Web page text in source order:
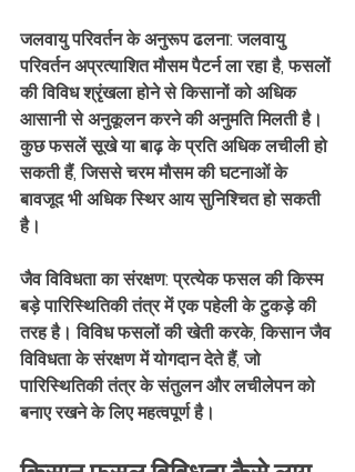
जलवायु परिवर्तन के अनुरूप ढलना: जलवायु
परिवर्तन अप्रत्याशित मौसम पैटर्न ला रहा है, फसलों
की विविध श्रृंखला होने से किसानों को अधिक
आसानी से अनुकूलन करने की अनुमति मिलती है।
कुछ फसलें सूखे या बाढ़ के प्रति अधिक लचीली हो
सकती हैं, जिससे चरम मौसम की घटनाओं के
बावजूद भी अधिक स्थिर आय सुनिश्चित हो सकती
है।
जैव विविधता का संरक्षण: प्रत्येक फसल की किस्म
बड़े पारिस्थितिकी तंत्र में एक पहेली के टुकड़े की
तरह है। विविध फसलों की खेती करके, किसान जैव
विविधता के संरक्षण में योगदान देते हैं, जो
पारिस्थितिकी तंत्र के संतुलन और लचीलेपन को
बनाए रखने के लिए महत्वपूर्ण है।